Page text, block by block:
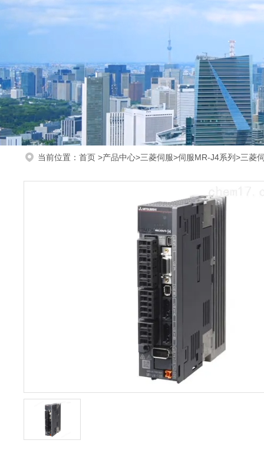
当前位置： 首页 >产品中心>三菱伺服>伺服MR-J4系列>三菱